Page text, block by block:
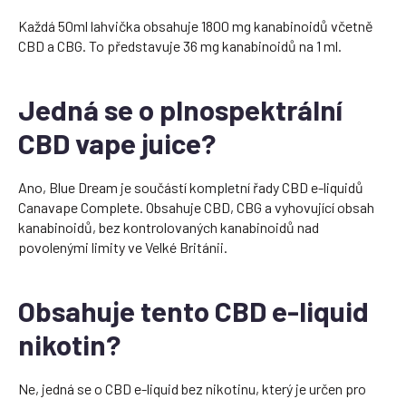
Každá 50ml lahvička obsahuje 1800 mg kanabinoidů včetně
CBD a CBG. To představuje 36 mg kanabinoidů na 1 ml.
Jedná se o plnospektrální
CBD vape juice?
Ano, Blue Dream je součástí kompletní řady CBD e-liquidů
Canavape Complete. Obsahuje CBD, CBG a vyhovující obsah
kanabinoidů, bez kontrolovaných kanabinoidů nad
povolenými limity ve Velké Británii.
Obsahuje tento CBD e-liquid
nikotin?
Ne, jedná se o CBD e-liquid bez nikotinu, který je určen pro